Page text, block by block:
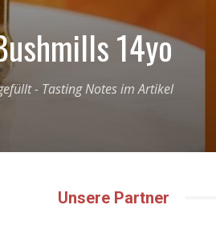
14yo
- Tasting Notes im Artikel
Unsere Partner